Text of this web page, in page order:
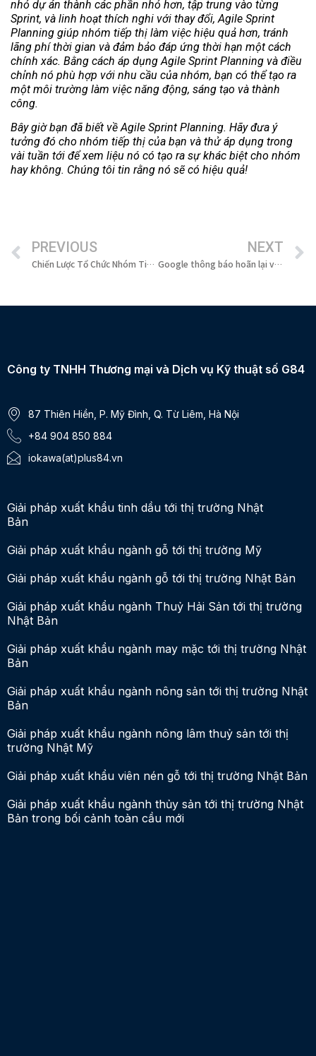
nhỏ dự án thành các phần nhỏ hơn, tập trung vào từng
Sprint, và linh hoạt thích nghi với thay đổi, Agile Sprint
Planning giúp nhóm tiếp thị làm việc hiệu quả hơn, tránh
lãng phí thời gian và đảm bảo đáp ứng thời hạn một cách
chính xác. Bằng cách áp dụng Agile Sprint Planning và điều
chỉnh nó phù hợp với nhu cầu của nhóm, bạn có thể tạo ra
một môi trường làm việc năng động, sáng tạo và thành
công.
Bây giờ bạn đã biết về Agile Sprint Planning. Hãy đưa ý
tưởng đó cho nhóm tiếp thị của bạn và thử áp dụng trong
vài tuần tới để xem liệu nó có tạo ra sự khác biệt cho nhóm
hay không. Chúng tôi tin rằng nó sẽ có hiệu quả!
PREVIOUS
Chiến Lược Tổ Chức Nhóm Tiếp Thị Đa Chức Năng: Bí Quyết Tạo Ra Sức Mạnh Tập Thể
NEXT
Google thông báo hoãn lại việc loại bỏ cookie của bên thứ ba
Công ty TNHH Thương mại và Dịch vụ Kỹ thuật số G84
87 Thiên Hiền, P. Mỹ Đình, Q. Từ Liêm, Hà Nội
+84 904 850 884
iokawa(at)plus84.vn
Giải pháp xuất khẩu tinh dầu tới thị trường Nhật
Bản
Giải pháp xuất khẩu ngành gỗ tới thị trường Mỹ
Giải pháp xuất khẩu ngành gỗ tới thị trường Nhật Bản
Giải pháp xuất khẩu ngành Thuỷ Hải Sản tới thị trường
Nhật Bản
Giải pháp xuất khẩu ngành may mặc tới thị trường Nhật
Bản
Giải pháp xuất khẩu ngành nông sản tới thị trường Nhật
Bản
Giải pháp xuất khẩu ngành nông lâm thuỷ sản tới thị
trường Nhật Mỹ
Giải pháp xuất khẩu viên nén gỗ tới thị trường Nhật Bản
Giải pháp xuất khẩu ngành thủy sản tới thị trường Nhật
Bản trong bối cảnh toàn cầu mới